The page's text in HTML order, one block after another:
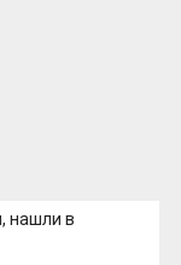
нашли в